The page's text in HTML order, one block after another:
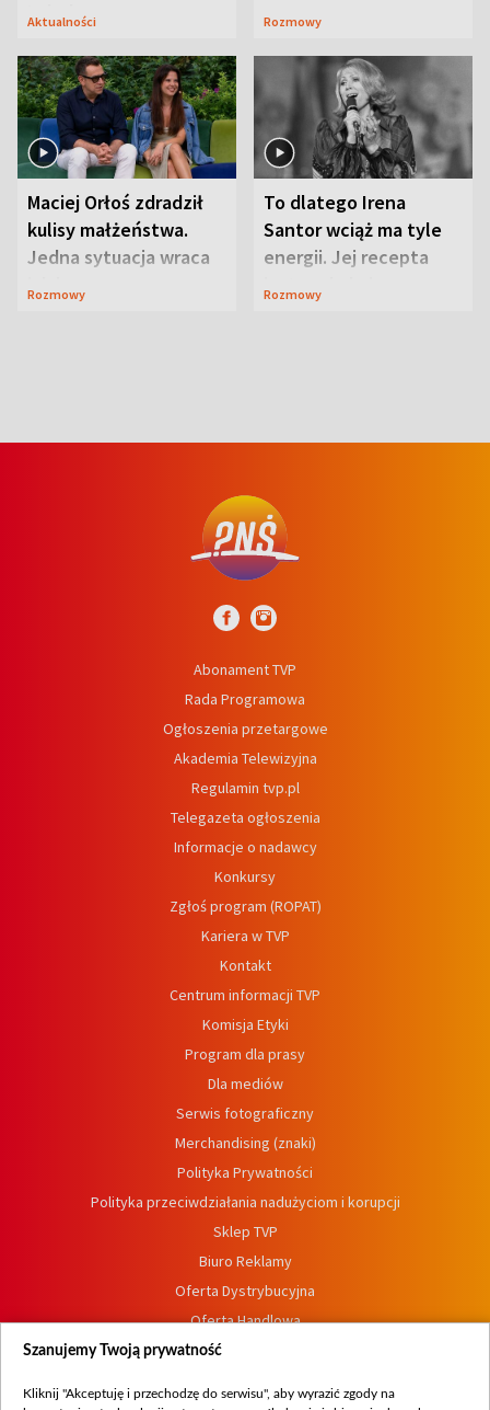
Lubelszczyzna
Aktualności Rozmowy
Maciej Orłoś zdradził
kulisy małżeństwa.
Jedna sytuacja wraca
jak bumerang
Rozmowy
To dlatego Irena
Santor wciąż ma tyle
energii. Jej recepta
jest zaskakująco
Rozmowy
Abonament TVP
Rada Programowa
Ogłoszenia przetargowe
Akademia Telewizyjna
Regulamin tvp.pl
Telegazeta ogłoszenia
Informacje o nadawcy
Konkursy
Zgłoś program (ROPAT)
Kariera w TVP
Kontakt
Centrum informacji TVP
Komisja Etyki
Program dla prasy
Dla mediów
Serwis fotograficzny
Merchandising (znaki)
Polityka Prywatności
Polityka przeciwdziałania nadużyciom i korupcji
Sklep TVP
Biuro Reklamy
Oferta Dystrybucyjna
Oferta Handlowa
Dostępność
Szanujemy Twoją prywatność
Kliknij "Akceptuję i przechodzę do serwisu", aby wyrazić zgody na